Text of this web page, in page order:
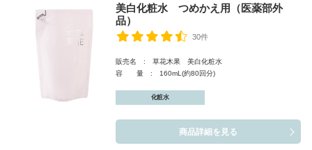
美白化粧水 つめかえ用（医薬部外
品）
30件
販売名 : 草花木果 美白化粧水
容 量 : 160mL(約80回分)
化粧水
商品詳細を見る